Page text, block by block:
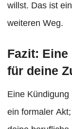
willst. Das ist
weiteren Weg.
Fazit:
für deine
Eine
ein formaler